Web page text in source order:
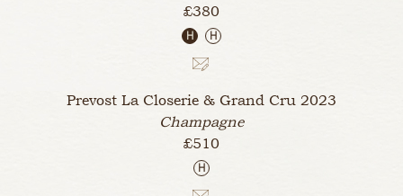
£380
H H
Prevost La Closerie & Grand Cru 2023
Champagne
£510
H